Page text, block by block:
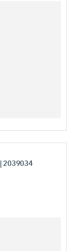
| 2039034